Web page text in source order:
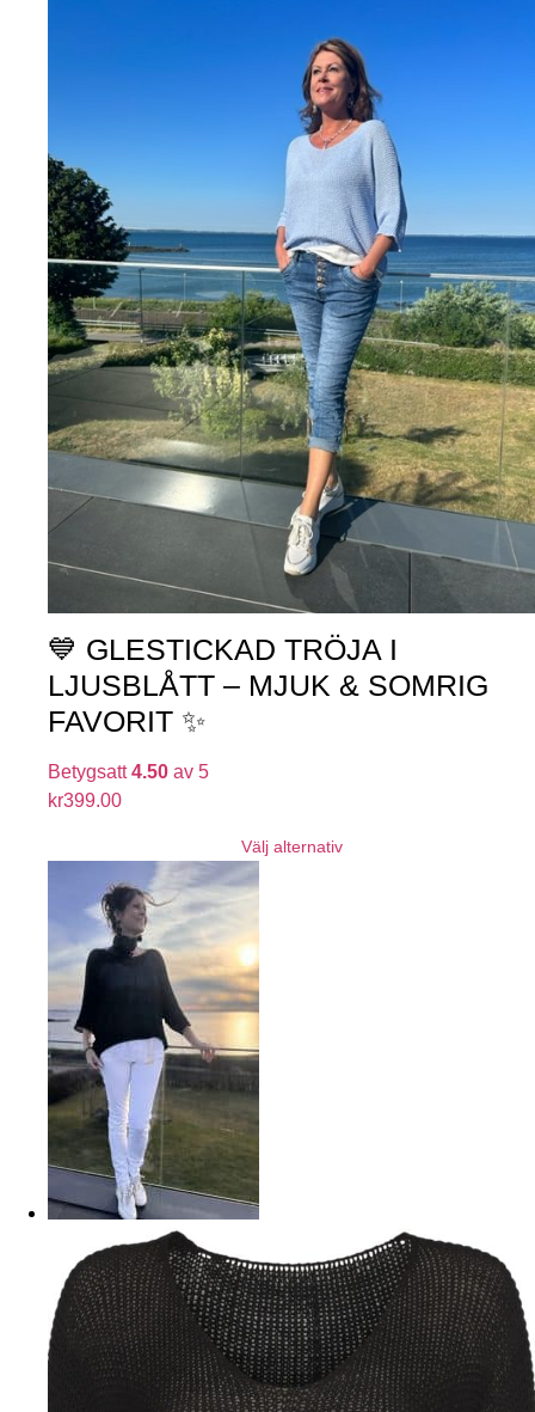
💙 GLESTICKAD TRÖJA I
LJUSBLÅTT – MJUK & SOMRIG
FAVORIT ✨
Betygsatt4.50 av 5
kr399.00
Välj alternativ